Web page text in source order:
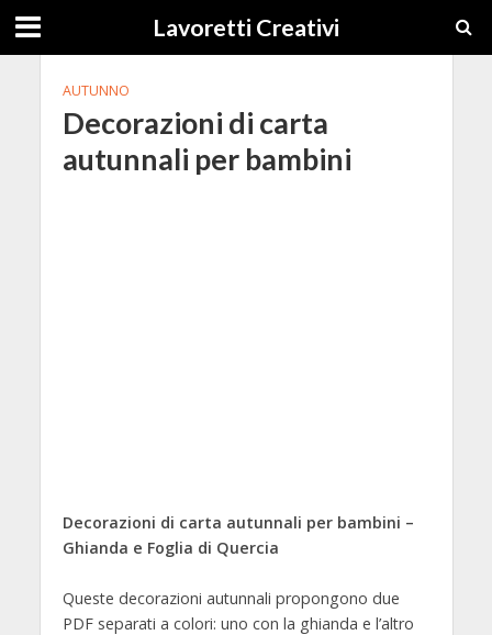
Lavoretti Creativi
AUTUNNO
Decorazioni di carta
autunnali per bambini
Decorazioni di carta autunnali per bambini –
Ghianda e Foglia di Quercia
Queste decorazioni autunnali propongono due
PDF separati a colori: uno con la ghianda e l’altro